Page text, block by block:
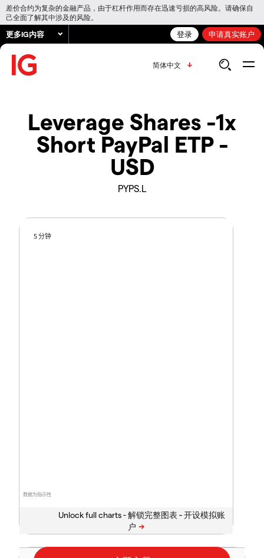
差价合约为复杂的金融产品，由于杠杆作用而存在迅速亏损的高风险。请确保自
己全面了解其中涉及的风险。
更多IG内容 登录 申请真实账户
简体中文
Leverage Shares -1x
Short PayPal ETP -
USD
PYPS.L
数据为指示性
5 分钟
Unlock full charts -